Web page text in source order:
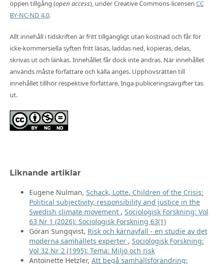
öppen tillgång (open access), under Creative Commons-licensen CC
BY-NC-ND 4.0.
Allt innehåll i tidskriften är fritt tillgängligt utan kostnad och får för
icke-kommersiella syften fritt läsas, laddas ned, kopieras, delas,
skrivas ut och länkas. Innehållet får dock inte ändras. När innehållet
används måste författare och källa anges. Upphovsrätten till
innehållet tillhör respektive författare. Inga publiceringsavgifter tas
ut.
Liknande artiklar
Eugene Nulman, Schack, Lotte. Children of the Crisis:
Political subjectivity, responsibility and justice in the
Swedish climate movement , Sociologisk Forskning: Vol
63 Nr 1 (2026): Sociologisk Forskning 63(1)
Göran Sungqvist, Risk och kärnavfall - en studie av det
moderna samhällets experter , Sociologisk Forskning:
Vol 32 Nr 2 (1995): Tema: Miljö och risk
Antoinette Hetzler, Att begå samhällsförändring: